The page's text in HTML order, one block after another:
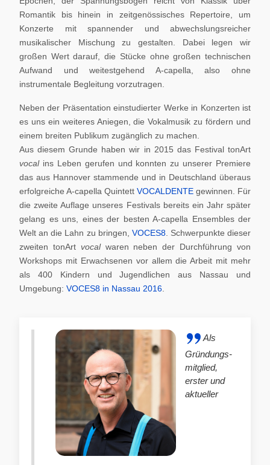
Romantik bis hinein in zeitgenössisches Repertoire, um
Konzerte mit spannender und abwechslungsreicher
musikalischer Mischung zu gestalten. Dabei legen wir
großen Wert darauf, die Stücke ohne großen technischen
Aufwand und weitestgehend A-capella, also ohne
instrumentale Begleitung vorzutragen.
Neben der Präsentation einstudierter Werke in Konzerten ist
es uns ein weiteres Aniegen, die Vokalmusik zu fördern und
einem breiten Publikum zugänglich zu machen.
Aus diesem Grunde haben wir in 2015 das Festival tonArt
vocal ins Leben gerufen und konnten zu unserer Premiere
das aus Hannover stammende und in Deutschland überaus
erfolgreiche A-capella Quintett VOCALDENTE gewinnen. Für
die zweite Auflage unseres Festivals bereits ein Jahr später
gelang es uns, eines der besten A-capella Ensembles der
Welt an die Lahn zu bringen, VOCES8. Schwerpunkte dieser
zweiten tonArt vocalwaren neben der Durchführung von
Workshops mit Erwachsenen vor allem die Arbeit mit mehr
als 400 Kindern und Jugendlichen aus Nassau und
Umgebung: VOCES8 in Nassau 2016
Als
Gründungs-
mitglied,
erster und
aktueller